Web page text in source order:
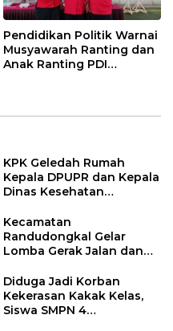
Pendidikan Politik Warnai
Musyawarah Ranting dan
Anak Ranting PDI
KPK Geledah Rumah
Kepala DPUPR dan Kepala
Dinas Kesehatan
Kecamatan
Randudongkal Gelar
Lomba Gerak Jalan dan
HUT RI ke-81
Diduga Jadi Korban
Kekerasan Kakak Kelas,
Siswa SMPN 4